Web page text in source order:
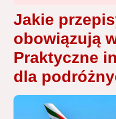
Jakie
obowiązują
Praktyczne
dla